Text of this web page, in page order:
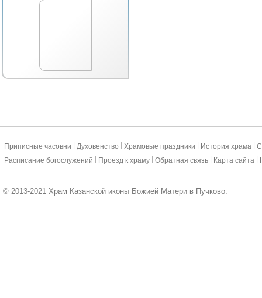
Приписные часовни Духовенство Храмовые праздники История храма
Расписание богослужений
Проезд к храму Обратная связь Карта сайта
© 2013-2021 Храм Казанской иконы Божией Матери в Пучково.